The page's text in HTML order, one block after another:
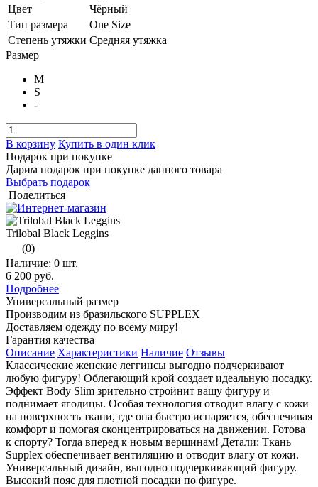
Цвет
Чёрный
Тип размера
One Size
Степень утяжки Средняя утяжка
Размер
M
S
-
В корзину Купить в один клик
Подарок при покупке
Дарим подарок при покупке данного товара
Выбрать подарок
Поделиться
Trilobal Black Leggins
(0)
Наличие: 0 шт.
6 200 руб.
Подробнее
Универсальный размер
Производим из бразильского SUPPLEX
Доставляем одежду по всему миру!
Гарантия качества
Описание Характеристики Наличие Отзывы
Классические женские леггинсы выгодно подчеркивают
любую фигуру! Облегающий крой создает идеальную посадку.
Эффект Body Slim зрительно стройнит вашу фигуру и
поднимает ягодицы. Особая технология отводит влагу с кожи
на поверхность ткани, где она быстро испаряется, обеспечивая
комфорт и помогая сконцентрироваться на движении. Готова
к спорту? Тогда вперед к новым вершинам! Детали: Ткань
Supplex обеспечивает вентиляцию и отводит влагу от кожи.
Универсальный дизайн, выгодно подчеркивающий фигуру.
Высокий пояс для плотной посадки по фигуре.